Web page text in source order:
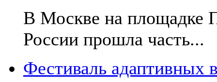
В Москве на площадке
России прошла часть...
Фестиваль адаптивных